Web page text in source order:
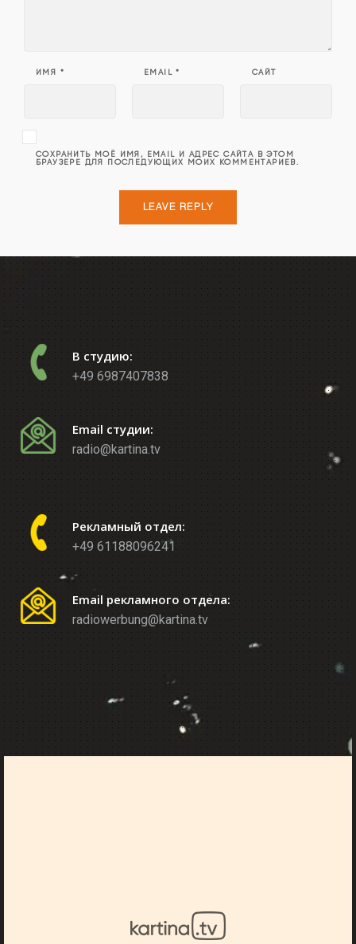
ИМЯ * EMAIL* САЙТ
СОХРАНИТЬ МОЁ ИМЯ, EMAIL И АДРЕС САЙТА В ЭТОМ
БРАУЗЕРЕ ДЛЯ ПОСЛЕДУЮЩИХ МОИХ КОММЕНТАРИЕВ.
В студию:
+49 6987407838
Email студии:
radio@kartina.tv
Рекламный отдел:
+49 61188096241
Email рекламного отдела:
radiowerbung@kartina.tv